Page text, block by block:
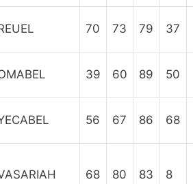
70 73 79 37
39 60 89 50
56 67 86 68
68 80 83 8